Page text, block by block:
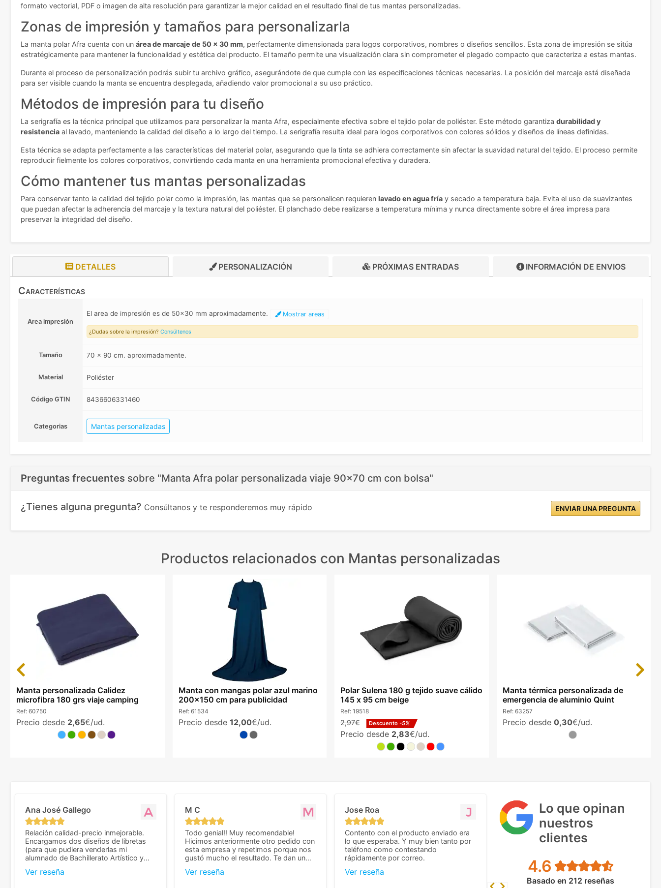
formato vectorial, PDF o imagen de alta resolución para garantizar la mejor calidad en el resultado final de tus mantas personalizadas.
Zonas de impresión y tamaños para personalizarla
La manta polar Afra cuenta con un área de marcaje de 50 x 30 mm, perfectamente dimensionada para logos corporativos, nombres o diseños sencillos. Esta zona de impresión se sitúa
estratégicamente para mantener la funcionalidad y estética del producto. El tamaño permite una visualización clara sin comprometer el plegado compacto que caracteriza a estas mantas.
Durante el proceso de personalización podrás subir tu archivo gráfico, asegurándote de que cumple con las especificaciones técnicas necesarias. La posición del marcaje está diseñada
para ser visible cuando la manta se encuentra desplegada, añadiendo valor promocional a su uso práctico.
Métodos de impresión para tu diseño
La serigrafía es la técnica principal que utilizamos para personalizar la manta Afra, especialmente efectiva sobre el tejido polar de poliéster. Este método garantiza durabilidad y
resistencia al lavado, manteniendo la calidad del diseño a lo largo del tiempo. La serigrafía resulta ideal para logos corporativos con colores sólidos y diseños de líneas definidas.
Esta técnica se adapta perfectamente a las características del material polar, asegurando que la tinta se adhiera correctamente sin afectar la suavidad natural del tejido. El proceso permite
reproducir fielmente los colores corporativos, convirtiendo cada manta en una herramienta promocional efectiva y duradera.
Cómo mantener tus mantas personalizadas
Para conservar tanto la calidad del tejido polar como la impresión, las mantas que se personalicen requieren lavado en agua fría y secado a temperatura baja. Evita el uso de suavizantes
que puedan afectar la adherencia del marcaje y la textura natural del poliéster. El planchado debe realizarse a temperatura mínima y nunca directamente sobre el área impresa para
preservar la integridad del diseño.
DETALLES PERSONALIZACIÓN PRÓXIMAS ENTRADAS INFORMACIÓN DE ENVIOS
Características
Area impresión
El area de impresión es de 50x30 mm aproximadamente. Mostrar areas
¿Dudas sobre la impresión? Consúltenos
Tamaño 70 x 90 cm. aproximadamente.
Material Poliéster
Código GTIN 8436606331460
Categorias Mantas personalizadas
Preguntas frecuentes sobre "Manta Afra polar personalizada viaje 90x70 cm con bolsa"
¿Tienes alguna pregunta? Consúltanos y te responderemos muy rápido ENVIAR UNA PREGUNTA
Productos relacionados con Mantas personalizadas
Manta personalizada Calidez
microfibra 180 grs viaje camping
Ref: 60750
Precio desde 2,65€/ud.
Manta con mangas polar azul marino
200x150 cm para publicidad
Ref: 61534
Precio desde 12,00€/ud.
Polar Sulena 180 g tejido suave cálido
145 x 95 cm beige
Ref: 19518
2,97€ Descuento -5%
Precio desde 2,83€/ud.
Manta térmica personalizada de
emergencia de aluminio Quint
Ref: 63257
Precio desde 0,30€/ud.
Previous Next
Lo que opinan
nuestros
clientes
4.6
Basado en 212 reseñas
Ana José Gallego
Relación calidad-precio inmejorable.
Encargamos dos diseños de libretas
(para que pudiera venderlas mi
alumnado de Bachillerato Artístico y
mejor presupuesto con diferencia, con
Ver reseña
M C
Todo genial!! Muy recomendable!
Hicimos anteriormente otro pedido con
esta empresa y repetimos porque nos
gustó mucho el resultado. Te dan un
que valoramos mucho cuando se trata
Ver reseña
Jose Roa
Contento con el producto enviado era
lo que esperaba. Y muy bien tanto por
teléfono como contestando
rápidamente por correo.
Ver reseña